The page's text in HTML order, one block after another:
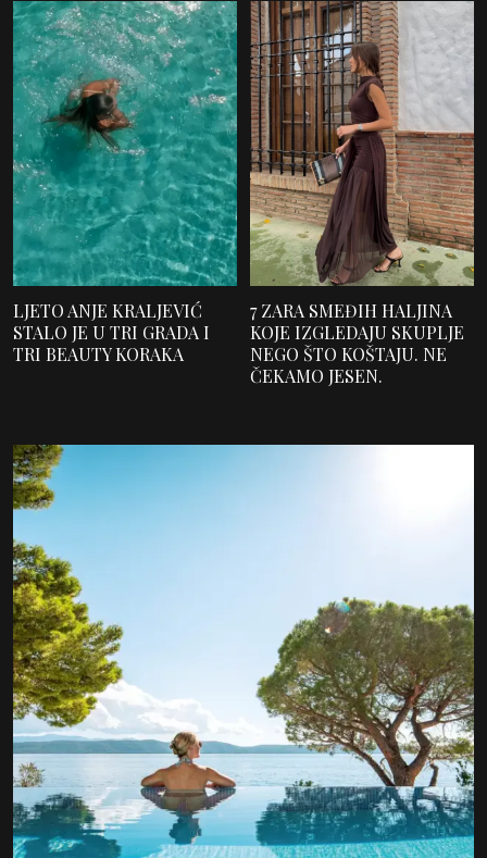
LJETO ANJE KRALJEVIĆ
STALO JE U TRI GRADA I
TRI BEAUTY KORAKA
7 ZARA SMEĐIH HALJINA
KOJE IZGLEDAJU SKUPLJE
NEGO ŠTO KOŠTAJU. NE
ČEKAMO JESEN.